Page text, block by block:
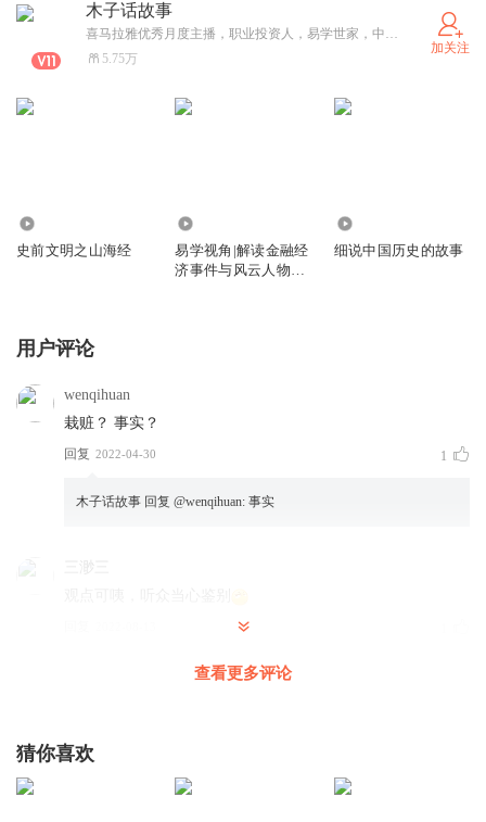
木子话故事
喜马拉雅优秀月度主播，职业投资人，易学世家，中国传统文化的传承者
5.75万
加关注
史前文明之山海经
易学视角|解读金融经
济事件与风云人物故
细说中国历史的故事
用户评论
wenqihuan
栽赃？ 事实？
回复 2022-04-30 1
木子话故事 回复 @wenqihuan: 事实
三渺三
查看更多评论
猜你喜欢